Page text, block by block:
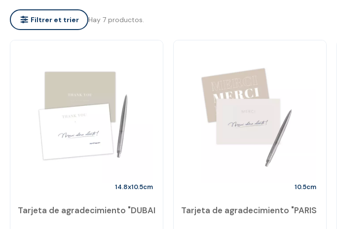
Filtrer et trier Hay 7 productos.
14.8x10.5cm
Tarjeta de agradecimiento "DUBAI
10.5cm
Tarjeta de agradecimiento "PARIS